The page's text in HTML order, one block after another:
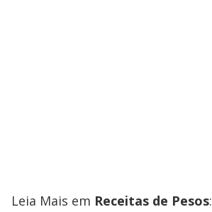
Leia Mais em Receitas de Pesos: